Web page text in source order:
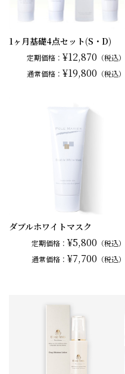
1ヶ月基礎4点セット(S・D)
定期価格：¥12,870 （税込）
通常価格：¥19,800 （税込）
ダブルホワイトマスク
定期価格：¥5,800 （税込）
通常価格：¥7,700 （税込）